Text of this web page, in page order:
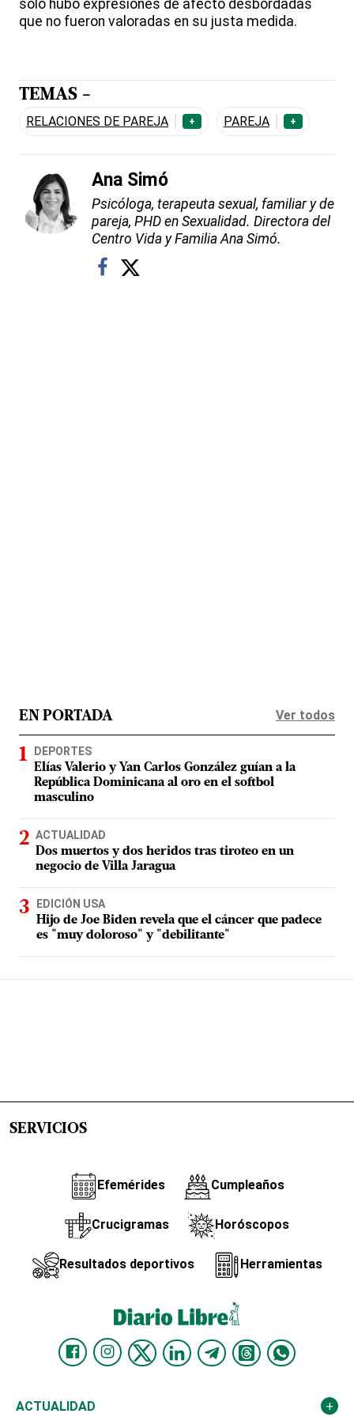
solo hubo expresiones de afecto desbordadas
que no fueron valoradas en su justa medida.
TEMAS -
RELACIONES DE PAREJA + PAREJA +
Ana Simó
Psicóloga, terapeuta sexual, familiar y de
pareja, PHD en Sexualidad. Directora del
Centro Vida y Familia Ana Simó.
EN PORTADA Ver todos
DEPORTES
Elías Valerio y Yan Carlos González guían a la
República Dominicana al oro en el softbol
masculino
ACTUALIDAD
Dos muertos y dos heridos tras tiroteo en un
negocio de Villa Jaragua
EDICIÓN USA
Hijo de Joe Biden revela que el cáncer que padece
es "muy doloroso" y "debilitante"
SERVICIOS
Efemérides Cumpleaños
Crucigramas Horóscopos
Resultados deportivos Herramientas
ACTUALIDAD